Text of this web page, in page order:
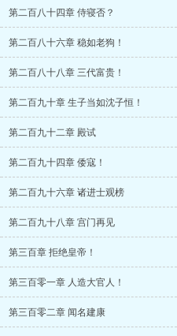
第二百八十四章 侍寝否？
第二百八十六章 稳如老狗！
第二百八十八章 三代富贵！
第二百九十章 生子当如沈子恒！
第二百九十二章 殿试
第二百九十四章 倭寇！
第二百九十六章 诸进士观榜
第二百九十八章 宫门再见
第三百章 拒绝皇帝！
第三百零一章 人造大官人！
第三百零二章 闻名建康